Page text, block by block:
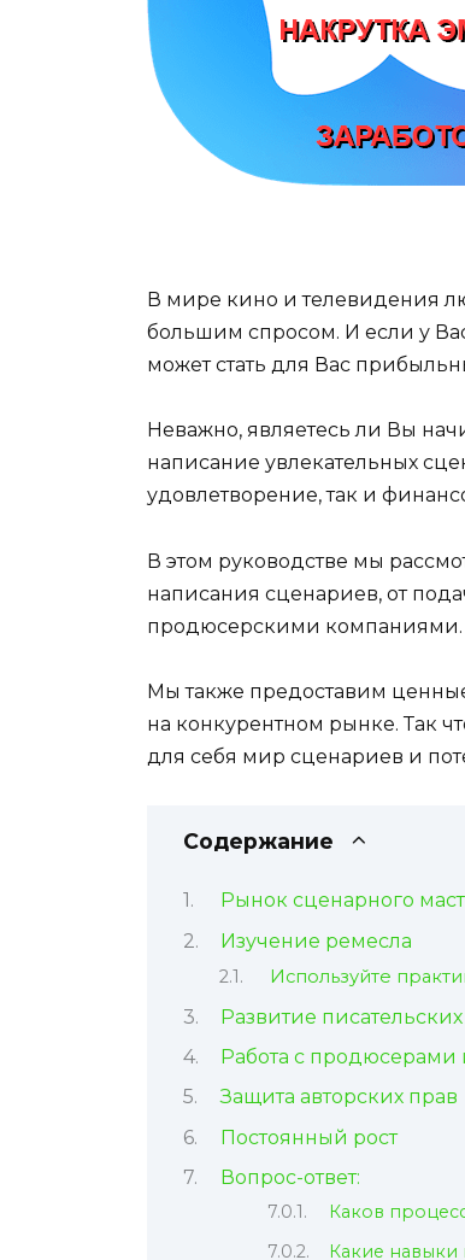
В мире кино и телевидения
большим спросом. И если у
может стать для Вас
Неважно, являетесь ли Вы
написание увлекательных
удовлетворение, так и
В этом руководстве мы
написания сценариев, от
продюсерскими компаниями.
Мы также предоставим
на конкурентном рынке. Так
для себя мир сценариев и
Содержание
Рынок сценарного
Изучение ремесла
Используйте
Развитие
Работа с
Защита авторских прав
Постоянный рост
Вопрос-ответ:
Каков
Какие